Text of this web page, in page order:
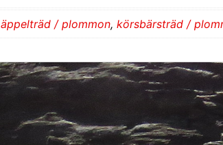
äppelträd / plommon, körsbärsträd /